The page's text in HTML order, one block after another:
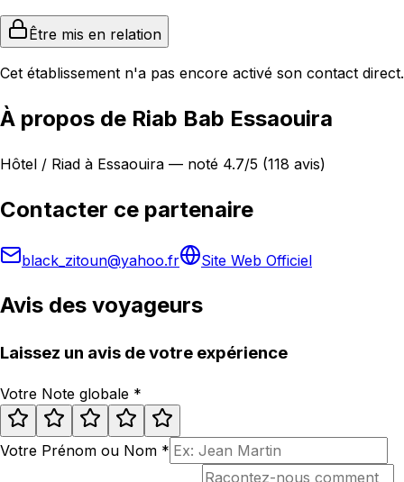
Être mis en relation
Cet établissement n'a pas encore activé son contact direct.
À propos de Riab Bab Essaouira
Hôtel / Riad à Essaouira — noté 4.7/5 (118 avis)
Contacter ce partenaire
black_zitoun@yahoo.fr Site Web Officiel
Avis des voyageurs
Laissez un avis de votre expérience
Votre Note globale *
Votre Prénom ou Nom *